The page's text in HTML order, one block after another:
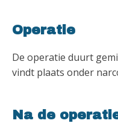
Operatie
De operatie duurt
vindt plaats onder
Na de